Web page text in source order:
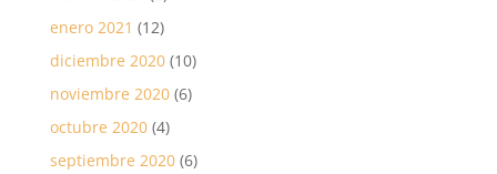
enero 2021 (12)
diciembre 2020(10)
noviembre 2020(6)
octubre 2020(4)
septiembre 2020(6)